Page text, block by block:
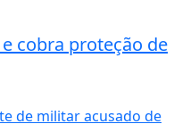
cobra proteção de